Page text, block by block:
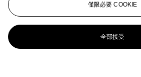
僅限必要 COOKIE
全部接受